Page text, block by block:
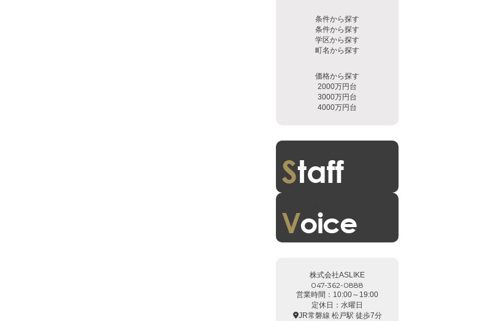
条件から探す
条件から探す
学区から探す
町名から探す
価格から探す
2000万円台
3000万円台
4000万円台
株式会社ASLIKE
047-362-0888
営業時間：10:00～19:00
定休日：水曜日
JR常磐線 松戸駅 徒歩7分